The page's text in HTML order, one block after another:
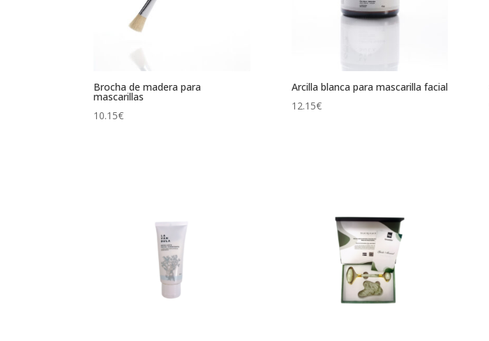
Brocha de madera para
mascarillas
10.15€
Arcilla blanca para mascarilla facial
12.15€